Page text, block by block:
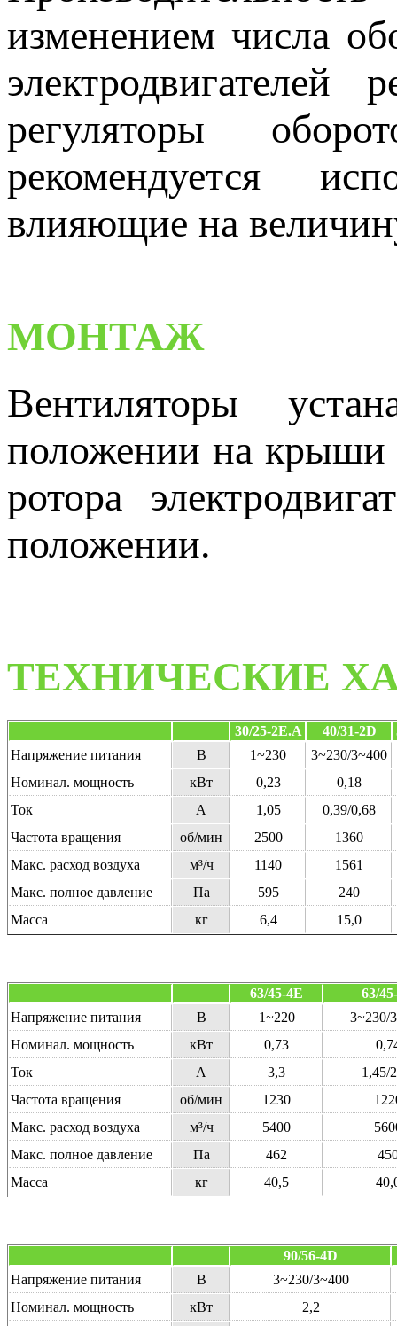
изменением числа
электродвигателей
регуляторы
рекомендуется
влияющие на
МОНТАЖ
Вентиляторы
положении на крыши
ротора
положении.
ТЕХНИЧЕСКИЕ
30/25-2E.A 40/31-2D
Напряжение питания
В 1~230
3~230/3~400
Номинал. мощность
кВт 0,23
0,18
Ток
А 1,05
0,39/0,68
Частота вращения
об/мин 2500
1360
Макс. расход воздуха
м³/ч 1140
1561
Макс. полное давление
Па 595
240
Масса
кг 6,4 15,0
63/45-4E
63/
Напряжение питания
В 1~220
3~230/
Номинал. мощность
кВт 0,73
Ток
А 3,3
1,45/
Частота вращения
об/мин 1230
Макс. расход воздуха
м³/ч 5400
Макс. полное давление
Па 462
Масса
кг 40,5
90/56-4D
Напряжение питания
В
3~230/3~400
Номинал. мощность
кВт
2,2